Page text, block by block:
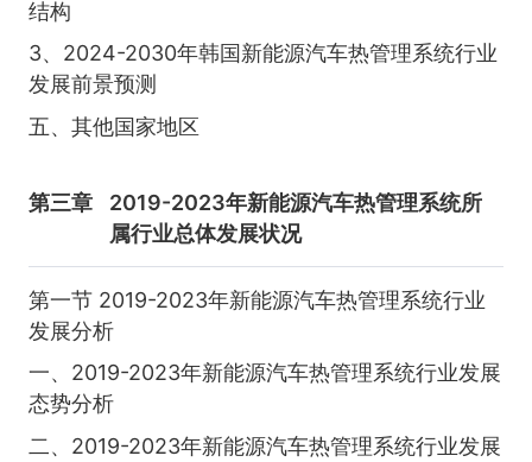
结构
3、2024-2030年韩国新能源汽车热管理系统行业
发展前景预测
五、其他国家地区
第三章
2019-2023年新能源汽车热管理系统所
属行业总体发展状况
第一节 2019-2023年新能源汽车热管理系统行业
发展分析
一、2019-2023年新能源汽车热管理系统行业发展
态势分析
二、2019-2023年新能源汽车热管理系统行业发展